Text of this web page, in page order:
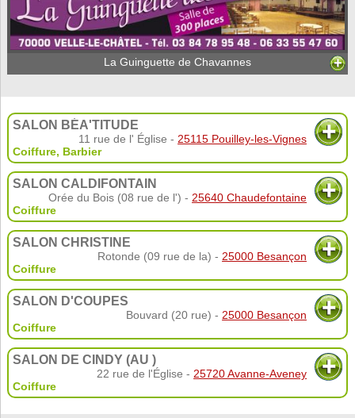
La Guinguette de Chavannes
SALON BÉA'TITUDE
11 rue de l' Église -25115 Pouilley-les-Vignes
Coiffure, Barbier
SALON CALDIFONTAIN
Orée du Bois (08 rue de l') -25640 Chaudefontaine
Coiffure
SALON CHRISTINE
Rotonde (09 rue de la) -25000 Besançon
Coiffure
SALON D'COUPES
Bouvard (20 rue) -25000 Besançon
Coiffure
SALON DE CINDY (AU )
22 rue de l'Église -25720 Avanne-Aveney
Coiffure